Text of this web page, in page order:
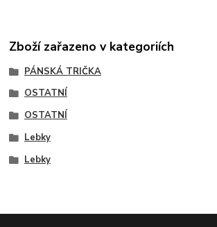
Zboží zařazeno v kategoriích
PÁNSKÁ TRIČKA
OSTATNÍ
OSTATNÍ
Lebky
Lebky